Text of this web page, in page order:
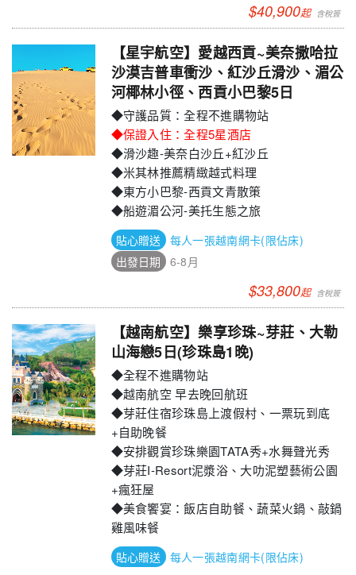
$40,900起
【星宇航空】愛越西貢~美奈撒哈拉
沙漠吉普車衝沙、紅沙丘滑沙、湄公
河椰林小徑、西貢小巴黎5日
◆守護品質：全程不進購物站
◆保證入住：全程5星酒店
◆滑沙趣-美奈白沙丘+紅沙丘
◆米其林推薦精緻越式料理
◆東方小巴黎-西貢文青散策
◆船遊湄公河-美托生態之旅
每人一張越南網卡(限佔床)
6-8月
$33,800起
【越南航空】樂享珍珠~芽莊、大勒
山海戀5日(珍珠島1晚)
◆全程不進購物站
◆越南航空 早去晚回航班
◆芽莊住宿珍珠島上渡假村、一票玩到底
+自助晚餐
◆安排觀賞珍珠樂園TATA秀+水舞聲光秀
◆芽莊I-Resort泥漿浴、大叻泥塑藝術公園
+瘋狂屋
◆美食饗宴：飯店自助餐、蔬菜火鍋、敲鍋
雞風味餐
每人一張越南網卡(限佔床)